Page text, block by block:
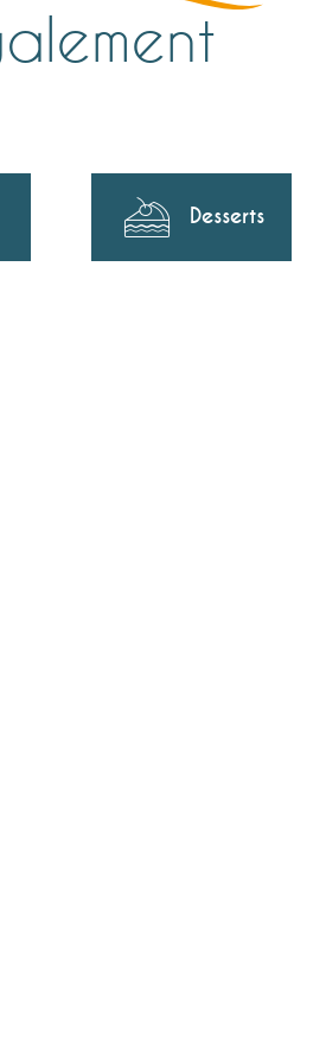
Desserts